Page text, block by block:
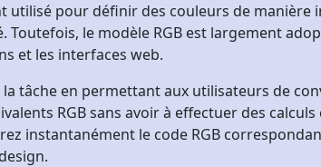
utilisé pour définir des couleurs de manière
le modèle RGB est largement
et les interfaces web.
tâche en permettant aux utilisateurs de
RGB sans avoir à effectuer des
instantanément le code RGB